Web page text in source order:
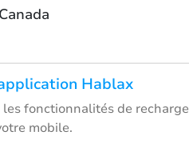
Hablax
fonctionnalités de recharge
mobile.